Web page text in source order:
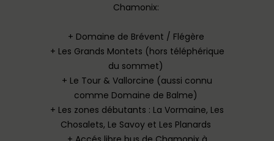
Chamonix:
+ Domaine de Brévent / Flégère
+ Les Grands Montets (hors téléphérique
du sommet)
+ Le Tour & Vallorcine (aussi connu
comme Domaine de Balme)
+ Les zones débutants : La Vormaine, Les
Chosalets, Le Savoy et Les Planards